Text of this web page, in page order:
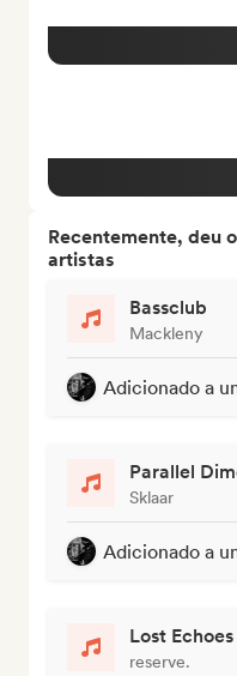
Recentemente, deu
artistas
Bassclub
Mackleny
Adicionado a
Parallel
Sklaar
Adicionado a
Lost Echoes
reserve.